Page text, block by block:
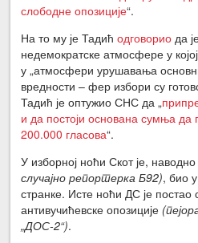
слободне опозиције“.
На то му је Тадићодговорио да
недемократске атмосфере у
у „атмосфери урушавања
вредности – фер избори су
Тадић је оптужио СНС да „
и да постоји основана сумња да
200.000 гласова“.
У изборној ноћи Скот је, наводно
случајно репортерка Б92), био
странке. Исте ноћи ДС је
антивучићевске опозиције
„ДОС-2“).